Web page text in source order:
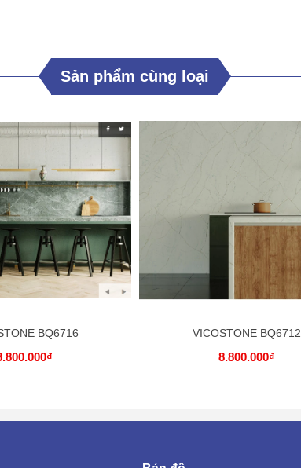
Sản phẩm cùng loại
BQ6716 VICOSTONE BQ6712
8.800.000₫